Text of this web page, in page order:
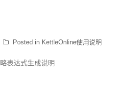
Posted in KettleOnline使用说明
表达式生成说明